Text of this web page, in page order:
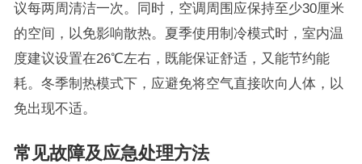
议每两周清洁一次。同时，空调周围应保持至少30厘米
的空间，以免影响散热。夏季使用制冷模式时，室内温
度建议设置在26℃左右，既能保证舒适，又能节约能
耗。冬季制热模式下，应避免将空气直接吹向人体，以
免出现不适。
常见故障及应急处理方法